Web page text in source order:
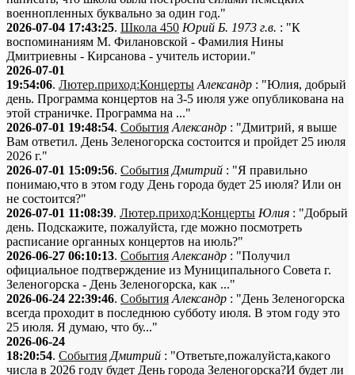
военнопленных буквально за один год."
2026-07-04 17:43:25. Школа 450 Юрий Б. 1973 г.в. : "К
воспоминаниям М. Филановской - Фамилия Нины
Дмитриевны - Кирсанова - учитель истории."
2026-07-01
19:54:06. Лютер.приход:Концерты Александр : "Юлия, добрый
день. Программа концертов на 3-5 июля уже опубликована на
этой страничке. Программа на ..."
2026-07-01 19:48:54. События Александр : "Дмитрий, я выше
Вам ответил. День Зеленогорска состоится и пройдет 25 июля
2026 г."
2026-07-01 15:09:56. События Дмитрий : "Я правильно
понимаю,что в этом году День города будет 25 июля? Или он
не состоится?"
2026-07-01 11:08:39. Лютер.приход:Концерты Юлия : "Добрый
день. Подскажите, пожалуйста, где можно посмотреть
расписание органных концертов на июль?"
2026-06-27 06:10:13. События Александр : "Получил
официальное подтверждение из Муниципального Совета г.
Зеленогорска - День Зеленогорска, как ..."
2026-06-24 22:39:46. События Александр : "День Зеленогорска
всегда проходит в последнюю субботу июля. В этом году это
25 июля. Я думаю, что бу..."
2026-06-24
18:20:54. События Дмитрий : "Ответьте,пожалуйста,какого
числа в 2026 году будет День города Зеленогорска?И будет ли